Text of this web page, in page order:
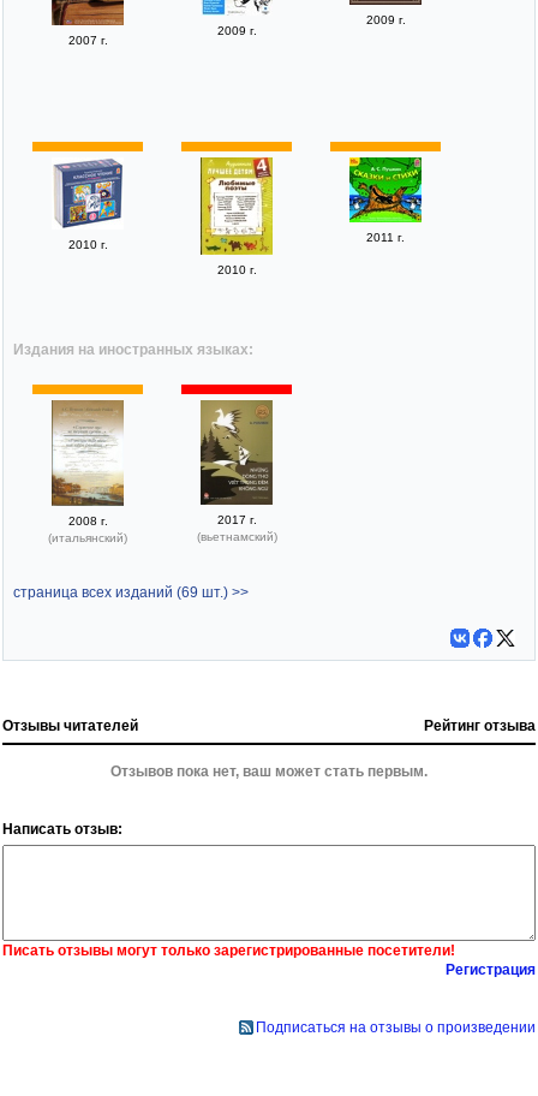
2007 г.
2009 г.
2009 г.
2010 г.
2010 г.
2011 г.
Издания на иностранных языках:
2008 г.
(итальянский)
2017 г.
(вьетнамский)
страница всех изданий (69 шт.) >>
Отзывы читателей Рейтинг отзыва
Отзывов пока нет, ваш может стать первым.
Написать отзыв:
Писать отзывы могут только зарегистрированные посетители!
Регистрация
Подписаться на отзывы о произведении